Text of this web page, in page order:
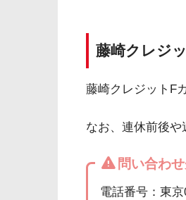
藤崎クレジ
藤崎クレジットF
なお、連休前後や
問い合わ
電話番号：東